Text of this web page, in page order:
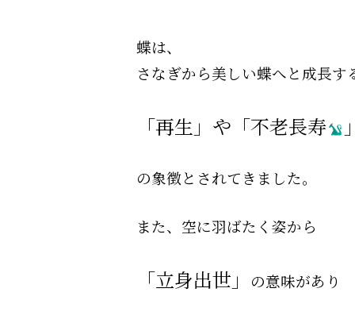
蝶は、
さなぎから美しい蝶へと成長す
「再生」や「不老長寿 」
の象徴とされてきました。
また、空に羽ばたく姿から
「立身出世」 の意味があり